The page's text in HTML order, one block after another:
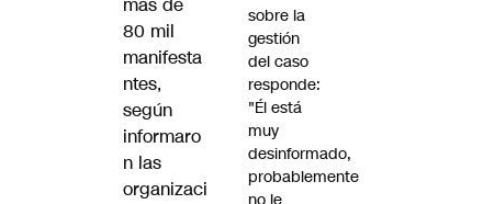
80 mil
manifesta
ntes,
según
informaro
n las
organizaci
sobre la
gestión
del caso
responde:
"Él está
muy
desinformado,
probablemente